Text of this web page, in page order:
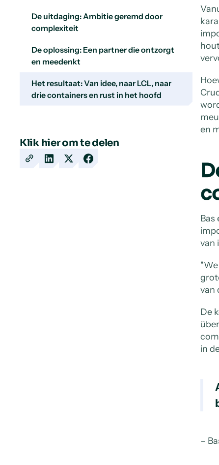
De uitdaging: Ambitie geremd door
complexiteit
De oplossing: Een partner die ontzorgt
en meedenkt
Het resultaat: Van idee, naar LCL, naar
drie containers en rust in het hoofd
Klik hier om te delen
CopyShareShareShare
en
Bas
van
van
De
in
–